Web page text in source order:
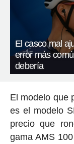
El casco mal
error más
debería
El modelo que
es el modelo
precio que
gama AMS